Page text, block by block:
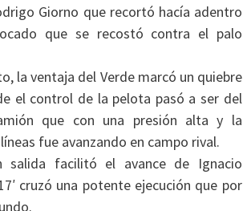
Giorno que recortó hacía adentro
que se recostó contra el palo
la ventaja del Verde marcó un quiebre
el control de la pelota pasó a ser del
que con una presión alta y la
fue avanzando en campo rival.
salida facilitó el avance de Ignacio
cruzó una potente ejecución que por